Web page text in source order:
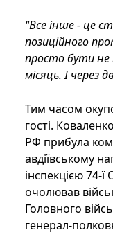
"Все інше - це
позиційного
просто бути не
місяць. І через
Тим часом
гості.
РФ прибула
авдіївському
інспекцією 74-
очолював
Головного
генерал-